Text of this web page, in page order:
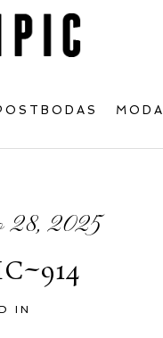
MODA
28, 2025
IN